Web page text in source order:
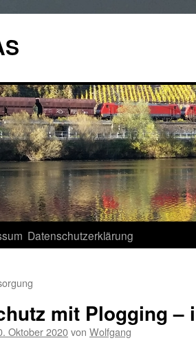
Datenschutzerklärung
mit Plogging –
Oktober 2020von Wolfgang